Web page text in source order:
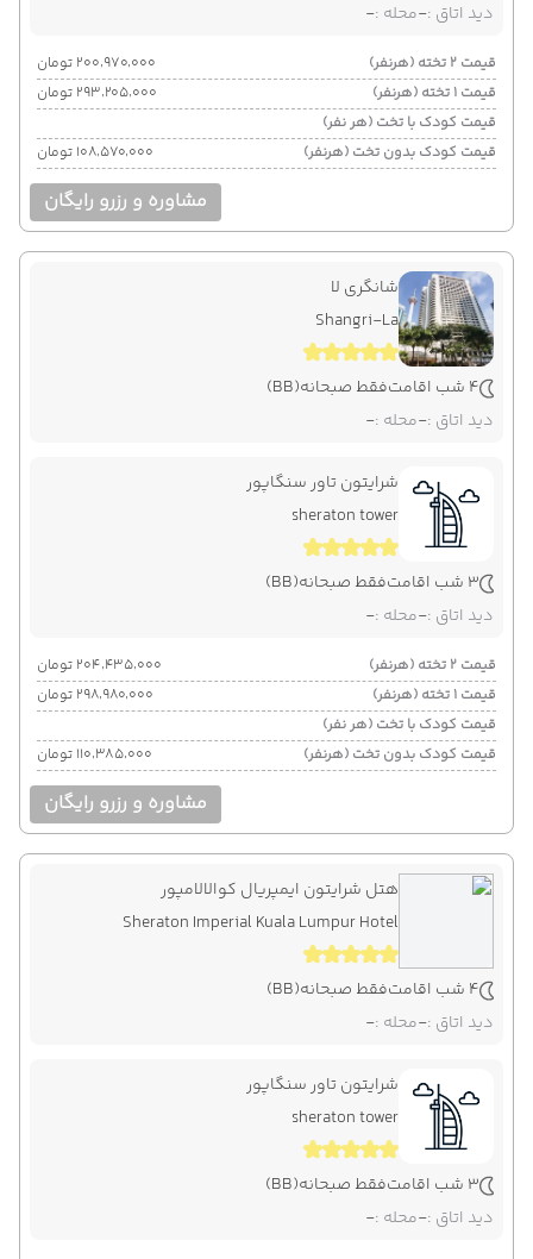
دید اتاق :-محله :-
قیمت 2 تخته (هرنفر)
۲۰۰٬۹۷۰٬۰۰۰ تومان
قیمت 1 تخته (هرنفر)
۲۹۳٬۲۰۵٬۰۰۰ تومان
قیمت کودک با تخت (هر نفر)
قیمت کودک بدون تخت (هرنفر)
۱۰۸٬۵۷۰٬۰۰۰ تومان
مشاوره و رزرو رایگان
شانگری لا
Shangri-La
4 شب اقامت فقط صبحانه(BB)
دید اتاق :-محله :-
شرایتون تاور سنگاپور
sheraton tower
3 شب اقامت فقط صبحانه(BB)
دید اتاق :-محله :-
قیمت 2 تخته (هرنفر)
۲۰۴٬۴۳۵٬۰۰۰ تومان
قیمت 1 تخته (هرنفر)
۲۹۸٬۹۸۰٬۰۰۰ تومان
قیمت کودک با تخت (هر نفر)
قیمت کودک بدون تخت (هرنفر)
۱۱۰٬۳۸۵٬۰۰۰ تومان
مشاوره و رزرو رایگان
هتل شرایتون ایمپریال کوالالامپور
Sheraton Imperial Kuala Lumpur Hotel
4 شب اقامت فقط صبحانه(BB)
دید اتاق :-محله :-
شرایتون تاور سنگاپور
sheraton tower
3 شب اقامت فقط صبحانه(BB)
دید اتاق :-محله :-